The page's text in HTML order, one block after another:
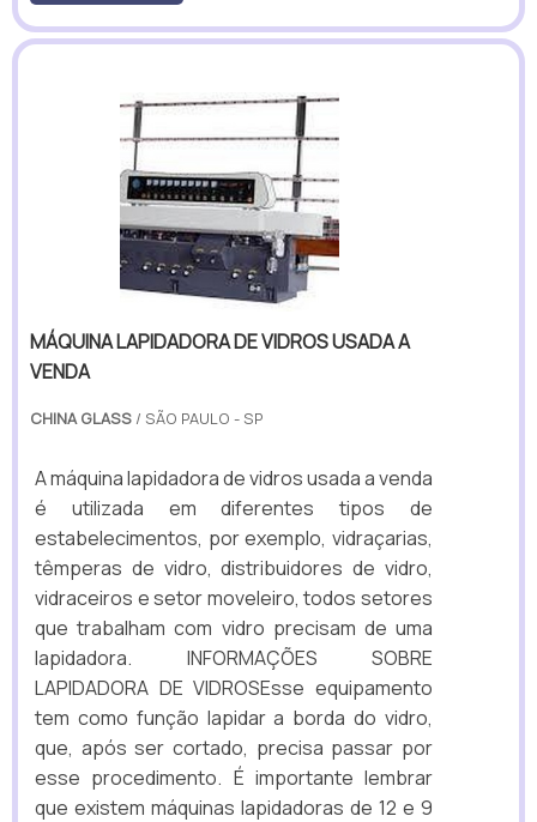
MÁQUINA LAPIDADORA DE VIDROS USADA A
VENDA
CHINA GLASS / SÃO PAULO - SP
A máquina lapidadora de vidros usada a venda
é utilizada em diferentes tipos de
estabelecimentos, por exemplo, vidraçarias,
têmperas de vidro, distribuidores de vidro,
vidraceiros e setor moveleiro, todos setores
que trabalham com vidro precisam de uma
lapidadora. INFORMAÇÕES SOBRE
LAPIDADORA DE VIDROSEsse equipamento
tem como função lapidar a borda do vidro,
que, após ser cortado, precisa passar por
esse procedimento. É importante lembrar
que existem máquinas lapidadoras de 12 e 9